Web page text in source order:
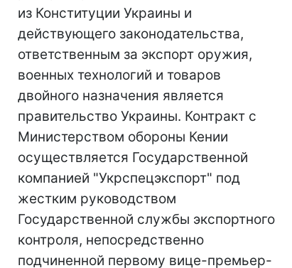
из Конституции Украины и
действующего законодательства,
ответственным за экспорт оружия,
военных технологий и товаров
двойного назначения является
правительство Украины. Контракт с
Министерством обороны Кении
осуществляется Государственной
компанией "Укрспецэкспорт" под
жестким руководством
Государственной службы экспортного
контроля, непосредственно
подчиненной первому вице-премьер-